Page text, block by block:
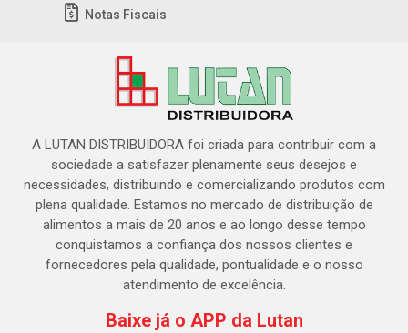
Notas Fiscais
A LUTAN DISTRIBUIDORA foi criada para contribuir com a
sociedade a satisfazer plenamente seus desejos e
necessidades, distribuindo e comercializando produtos com
plena qualidade. Estamos no mercado de distribuição de
alimentos a mais de 20 anos e ao longo desse tempo
conquistamos a confiança dos nossos clientes e
fornecedores pela qualidade, pontualidade e o nosso
atendimento de excelência.
Baixe já o APP da Lutan